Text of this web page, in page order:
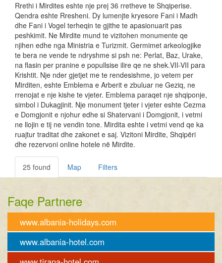
Rrethi i Mirdites eshte nje prej 36 rretheve te Shqiperise.
Qendra eshte Rresheni. Dy lumenjte kryesore Fani i Madh
dhe Fani i Vogel terheqin te gjithe te apasionuarit pas
peshkimit. Ne Mirdite mund te vizitohen monumente qe
njihen edhe nga Ministria e Turizmit. Germimet arkeologjike
te bera ne vende te ndryshme si psh ne: Perlat, Baz, Urake,
na flasin per pranine e popullsise ilire qe ne shek.VII-VII para
Krishtit. Nje nder gjetjet me te rendesishme, jo vetem per
Mirditen, eshte Emblema e Arberit e zbuluar ne Geziq, ne
rrenojat e nje kishe te vjeter. Emblema paraqet nje shqiponje,
simbol i Dukagjinit. Nje monument tjeter i vjeter eshte Cezma
e Domgjonit e njohur edhe si Shatervani i Domgjonit, i vetmi
ne llojin e tij ne vendin tone. Mirdita eshte i vetmi vend qe ka
ruajtur traditat dhe zakonet e saj. Vizitoni Mirdite, Shqipëri
dhe rezervoni online hotele në Mirdite.
25 found Map Filters
Faqe Partnere
www.albania-holidays.com
www.albania-hotel.com